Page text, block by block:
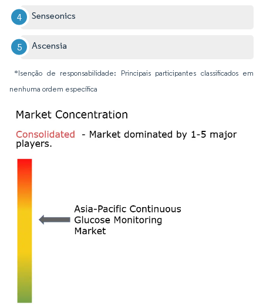
Senseonics
Ascensia
*Isenção de responsabilidade: Principais participantes classificados em
nenhuma ordem específica